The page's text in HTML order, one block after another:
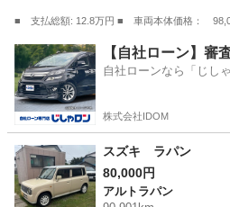
■ 支払総額: 12.8万円 ■ 車両本体価格：
北海道 札幌市 アルト
【自社ローン】審
自社ローンなら「じし
株式会社IDOM
スズキ ラパン
80,000円
アルトラパン